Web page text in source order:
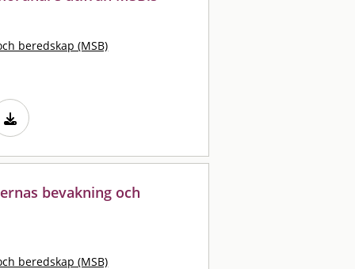
beredskap (MSB)
bevakning och
beredskap (MSB)